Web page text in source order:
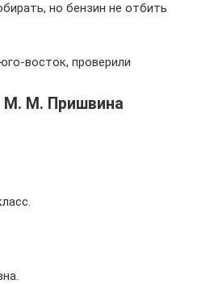
но бензин не отбить
восток, проверили
М. Пришвина